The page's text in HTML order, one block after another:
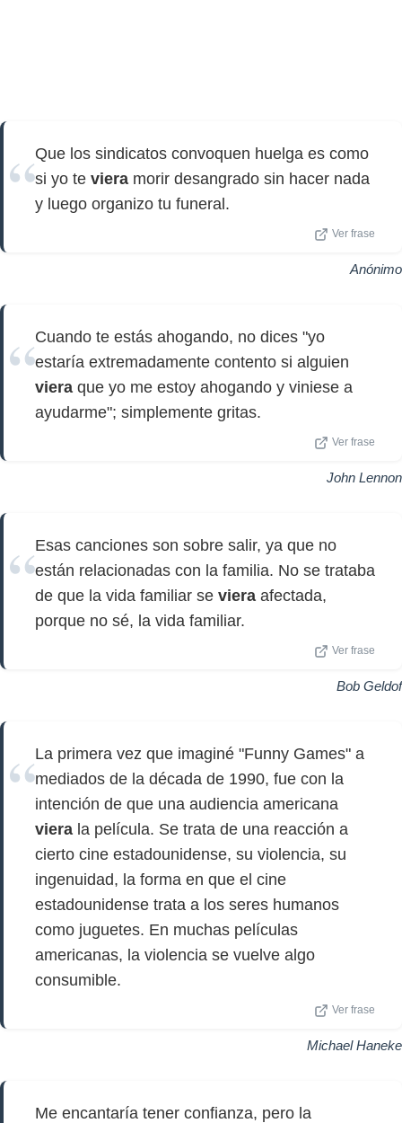
Que los sindicatos convoquen huelga es como
si yo te viera morir desangrado sin hacer nada
y luego organizo tu funeral.
Ver frase
Anónimo
Cuando te estás ahogando, no dices "yo
estaría extremadamente contento si alguien
viera que yo me estoy ahogando y viniese a
ayudarme"; simplemente gritas.
Ver frase
John Lennon
Esas canciones son sobre salir, ya que no
están relacionadas con la familia. No se trataba
de que la vida familiar se viera afectada,
porque no sé, la vida familiar.
Ver frase
Bob Geldof
La primera vez que imaginé "Funny Games" a
mediados de la década de 1990, fue con la
intención de que una audiencia americana
viera la película. Se trata de una reacción a
cierto cine estadounidense, su violencia, su
ingenuidad, la forma en que el cine
estadounidense trata a los seres humanos
como juguetes. En muchas películas
americanas, la violencia se vuelve algo
consumible.
Ver frase
Michael Haneke
Me encantaría tener confianza, pero la